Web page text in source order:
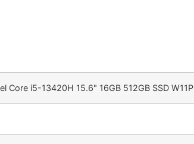
Core i5-13420H 15.6" 16GB 512GB SSD W11P